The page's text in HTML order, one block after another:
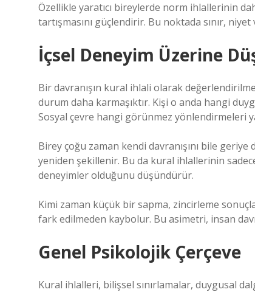
Özellikle yaratıcı bireylerde norm ihlallerinin
tartışmasını güçlendirir. Bu noktada sınır,
İçsel Deneyim Üzerine
Bir davranışın kural ihlali olarak
durum daha karmaşıktır. Kişi o anda hangi
Sosyal çevre hangi görünmez yönlendirmeleri
Birey çoğu zaman kendi davranışını bile
yeniden şekillenir. Bu da kural ihlallerinin
deneyimler olduğunu düşündürür.
Kimi zaman küçük bir sapma, zincirleme
fark edilmeden kaybolur. Bu asimetri, insan
Genel Psikolojik Çerçeve
Kural ihlalleri, bilişsel sınırlamalar, duygusal